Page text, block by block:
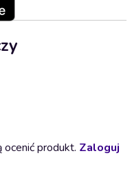
produkt. Zaloguj